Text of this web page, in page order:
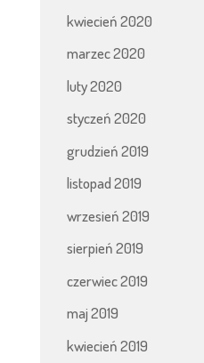
kwiecień 2020
marzec 2020
luty 2020
styczeń 2020
grudzień 2019
listopad 2019
wrzesień 2019
sierpień 2019
czerwiec 2019
maj 2019
kwiecień 2019